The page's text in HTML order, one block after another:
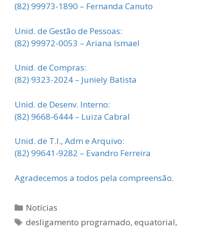
(82) 99973-1890 – Fernanda Canuto
Unid. de Gestão de Pessoas:
(82) 99972-0053 – Ariana Ismael
Unid. de Compras:
(82) 9323-2024 – Juniely Batista
Unid. de Desenv. Interno:
(82) 9668-6444 – Luiza Cabral
Unid. de T.I., Adm e Arquivo:
(82) 99641-9282 – Evandro Ferreira
Agradecemos a todos pela compreensão.
Categorias
Notícias
Tags
desligamento programado,equatorial,